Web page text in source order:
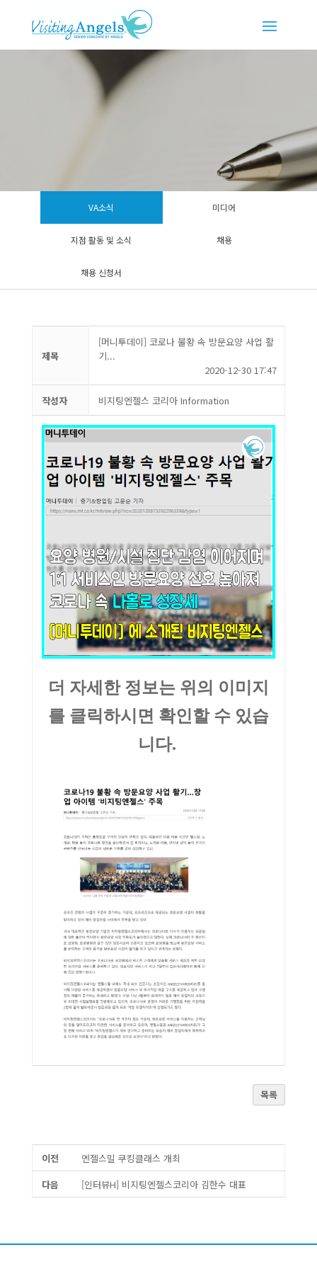
VA소식 미디어
지점 활동 및 소식 채용
채용 신청서
제목
[머니투데이] 코로나 불황 속 방문요양 사업 활
기...
2020-12-30 17:47
작성자 비지팅엔젤스 코리아 Information
더 자세한 정보는 위의 이미지
를 클릭하시면 확인할 수 있습
니다.
목록
이전
엔젤스밀 쿠킹클래스 개최
다음
[인터뷰H] 비지팅엔젤스코리아 김한수 대표